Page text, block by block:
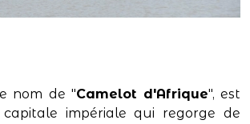
nom de "Camelot d'Afrique", est
impériale qui regorge de